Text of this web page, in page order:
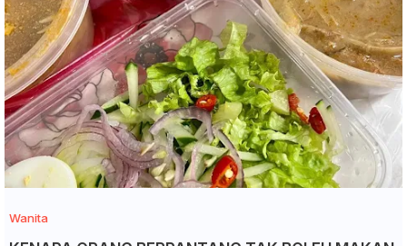
Wanita